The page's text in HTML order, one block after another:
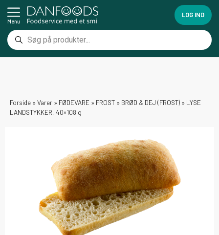
Menu
LOG IND
Forside » Varer » FØDEVARE » FROST » BRØD & DEJ (FROST) » LYSE
LANDSTYKKER, 40×108 g